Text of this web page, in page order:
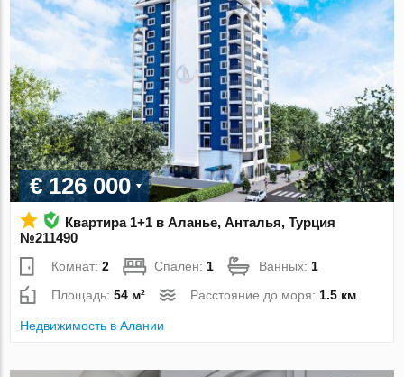
€ 126 000
Квартира 1+1 в Аланье, Анталья, Турция
№211490
Комнат:2 Спален: 1 Ванных: 1
Площадь:54 м² Расстояние до моря: 1.5 км
Недвижимость в Алании